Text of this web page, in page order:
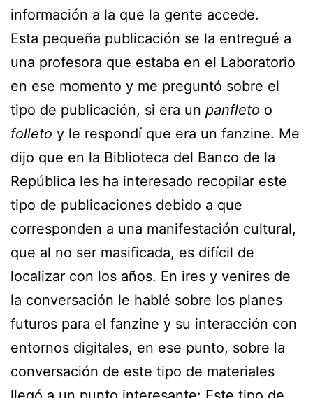
información a la que la gente accede.
Esta pequeña publicación se la entregué a
una profesora que estaba en el Laboratorio
en ese momento y me preguntó sobre el
tipo de publicación, si era un panfleto o
folleto y le respondí que era un fanzine. Me
dijo que en la Biblioteca del Banco de la
República les ha interesado recopilar este
tipo de publicaciones debido a que
corresponden a una manifestación cultural,
que al no ser masificada, es difícil de
localizar con los años. En ires y venires de
la conversación le hablé sobre los planes
futuros para el fanzine y su interacción con
entornos digitales, en ese punto, sobre la
conversación de este tipo de materiales